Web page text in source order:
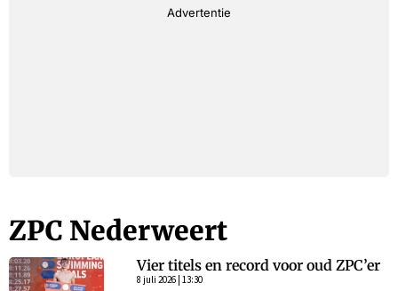
Advertentie
ZPC Nederweert
Vier titels en record voor oud ZPC’er
8 juli 2026 | 13:30